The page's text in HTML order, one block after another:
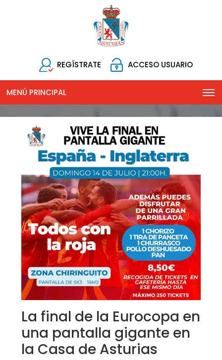
REGÍSTRATE ACCESO USUARIO
MENÚ PRINCIPAL
La final de la Eurocopa en
una pantalla gigante en
la Casa de Asturias